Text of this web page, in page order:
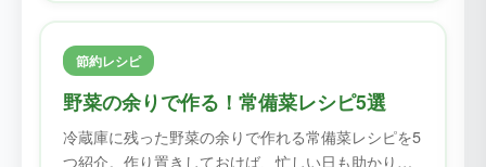
節約レシピ
野菜の余りで作る！常備菜レシピ5選
冷蔵庫に残った野菜の余りで作れる常備菜レシピを5
つ紹介。作り置きしておけば、忙しい日も助かりま